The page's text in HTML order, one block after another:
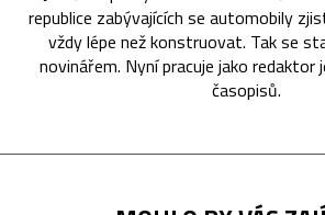
republice zabývajících se automobily
vždy lépe než konstruovat. Tak se
novinářem. Nyní pracuje jako redaktor
časopisů.